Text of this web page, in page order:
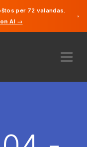
per 72 valandas.
AI →
×
Anglų